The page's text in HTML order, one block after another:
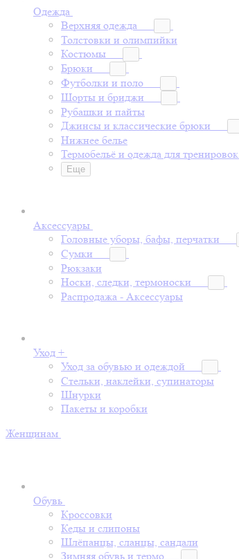
Одежда
Верхняя одежда
Толстовки и олимпийки
Костюмы
Брюки
Футболки и поло
Шорты и бриджи
Рубашки и пайты
Джинсы и классические брюки
Нижнее белье
Термобельё и одежда для тренировок
Еще
Аксессуары
Головные уборы, бафы, перчатки
Сумки
Рюкзаки
Носки, следки, термоноски
Распродажа - Аксессуары
Уход +
Уход за обувью и одеждой
Стельки, наклейки, супинаторы
Шнурки
Пакеты и коробки
Женщинам
Обувь
Кроссовки
Кеды и слипоны
Шлёпанцы, сланцы, сандали
Зимняя обувь и термо